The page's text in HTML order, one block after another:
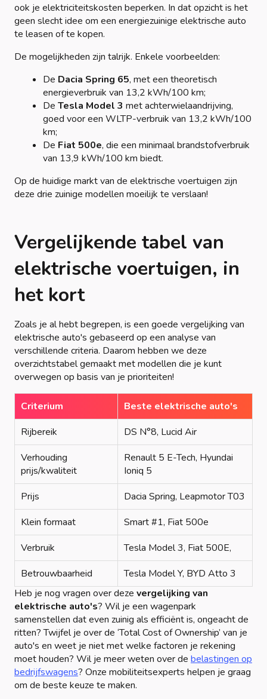
ook je elektriciteitskosten beperken. In dat opzicht is het
geen slecht idee om een energiezuinige elektrische auto
te leasen of te kopen.
De mogelijkheden zijn talrijk. Enkele voorbeelden:
De Dacia Spring 65, met een theoretisch
energieverbruik van 13,2 kWh/100 km;
De Tesla Model 3 met achterwielaandrijving,
goed voor een WLTP-verbruik van 13,2 kWh/100
km;
De Fiat 500e, die een minimaal brandstofverbruik
van 13,9 kWh/100 km biedt.
Op de huidige markt van de elektrische voertuigen zijn
deze drie zuinige modellen moeilijk te verslaan!
Vergelijkende tabel van
elektrische voertuigen, in
het kort
Zoals je al hebt begrepen, is een goede vergelijking van
elektrische auto's gebaseerd op een analyse van
verschillende criteria. Daarom hebben we deze
overzichtstabel gemaakt met modellen die je kunt
overwegen op basis van je prioriteiten!
Criterium
Beste elektrische auto's
Rijbereik
DS N°8, Lucid Air
Verhouding
prijs/kwaliteit
Renault 5 E-Tech, Hyundai
Ioniq 5
Prijs
Dacia Spring, Leapmotor T03
Klein formaat
Smart #1, Fiat 500e
Verbruik
Tesla Model 3, Fiat 500E,
Betrouwbaarheid
Tesla Model Y, BYD Atto 3
Heb je nog vragen over deze vergelijking van
elektrische auto's? Wil je een wagenpark
samenstellen dat even zuinig als efficiënt is, ongeacht de
ritten? Twijfel je over de ‘Total Cost of Ownership’ van je
auto's en weet je niet met welke factoren je rekening
moet houden? Wil je meer weten over de belastingen op
bedrijfswagens? Onze mobiliteitsexperts helpen je graag
om de beste keuze te maken.